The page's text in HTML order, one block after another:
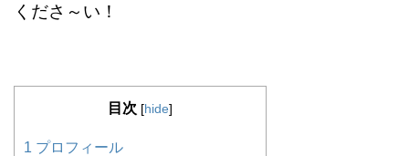
くださ～い！
目次 [hide]
1 プロフィール